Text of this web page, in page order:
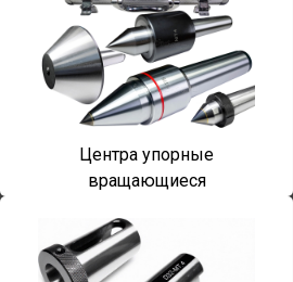
Центра упорные
вращающиеся